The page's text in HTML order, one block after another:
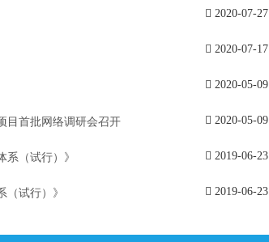
2020-07-27
2020-07-17
2020-05-09
目首批网络调研会召开 2020-05-09
（试行）》 2019-06-23
试行）》 2019-06-23